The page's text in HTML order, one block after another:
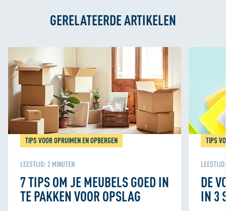
informatie over hoe wij cookies gebruiken, bekijk onze
GERELATEERDE ARTIKELEN
TIPS VOOR OPRUIMEN EN OPBERGEN
LEESTIJD: 2 MINUTEN
7 TIPS OM JE MEUBELS GOED IN
TE PAKKEN VOOR OPSLAG
TIPS
DE
IN 3